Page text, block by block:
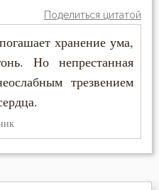
Поделиться цитатой
хранение ума,
Но непрестанная
трезвением